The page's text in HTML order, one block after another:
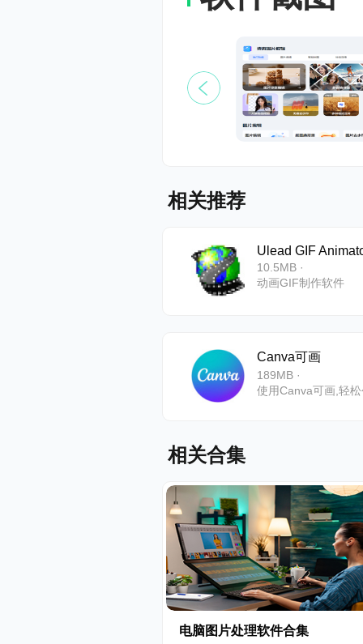
相关推荐
Ulead GIF
10.5MB ·
动画GIF制作软件
Canva可画
189MB ·
相关合集
电脑图片处理软件合集